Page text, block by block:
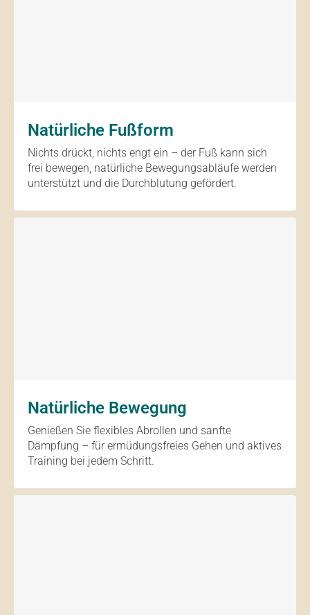
Natürliche Fußform
Nichts drückt, nichts engt ein – der Fuß kann sich
frei bewegen, natürliche Bewegungsabläufe werden
unterstützt und die Durchblutung gefördert.
Natürliche Bewegung
Genießen Sie flexibles Abrollen und sanfte
Dämpfung – für ermüdungsfreies Gehen und aktives
Training bei jedem Schritt.